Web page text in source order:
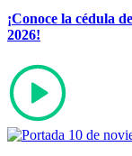
¡Conoce la cédula
2026!